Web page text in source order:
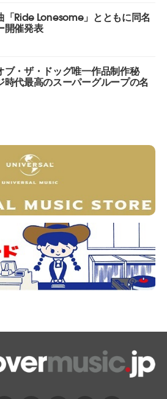
「Ride Lonesome」とともに同名
開催発表
ブ・ザ・ドッグ唯一作品制作秘
時代最高のスーパーグループの名